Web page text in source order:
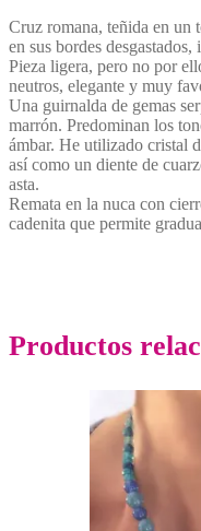
Cruz romana, teñida en un
en sus bordes
Pieza ligera, pero no por
neutros, elegante y muy
Una guirnalda de gemas
marrón. Predominan los
ámbar. He utilizado cristal
así como un diente de
asta.
Remata en la nuca con
cadenita que permite
Productos